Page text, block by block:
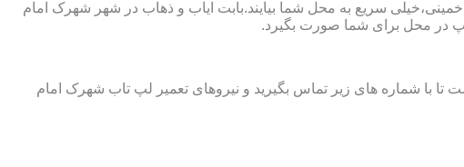
خمینی،خیلی سریع به محل شما بیایند.بابت ایاب و ذهاب در شهر شهرک امام
در محل برای شما صورت بگیرد.
با شماره های زیر تماس بگیرید و نیروهای تعمیر لپ تاب شهرک امام